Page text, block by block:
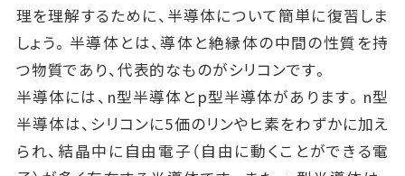
理を理解するために、半導体について簡単に復習しま
しょう。半導体とは、導体と絶縁体の中間の性質を持
つ物質であり、代表的なものがシリコンです。
半導体には、n型半導体とp型半導体があります。n型
半導体は、シリコンに5価のリンやヒ素をわずかに加え
られ、結晶中に自由電子（自由に動くことができる電